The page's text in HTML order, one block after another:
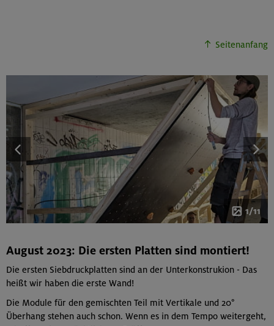
Seitenanfang
1/11
August 2023: Die ersten Platten sind montiert!
Die ersten Siebdruckplatten sind an der Unterkonstrukion - Das
heißt wir haben die erste Wand!
Die Module für den gemischten Teil mit Vertikale und 20°
Überhang stehen auch schon. Wenn es in dem Tempo weitergeht,